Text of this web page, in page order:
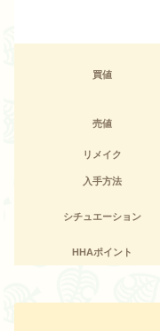
買値
売値
リメイク
入手方法
シチュエーション
HHAポイント